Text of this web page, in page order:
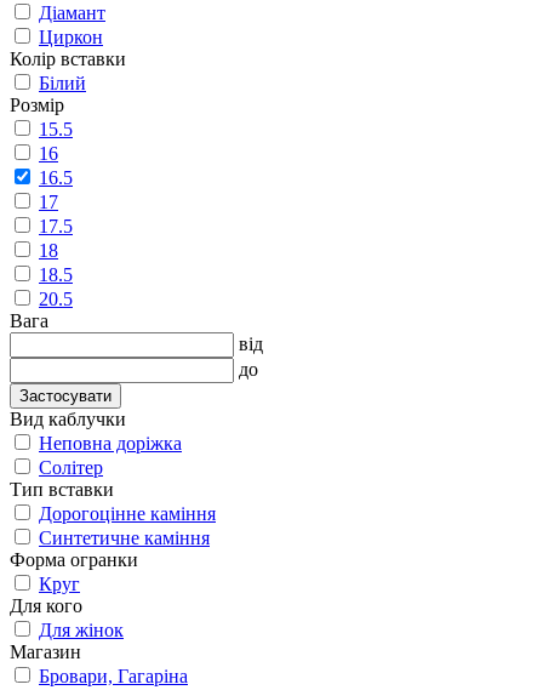
Діамант
Циркон
Колір вставки
Білий
Розмір
15.5
16
16.5
17
17.5
18
18.5
20.5
Вага
від
до
Застосувати
Вид каблучки
Неповна доріжка
Солітер
Тип вставки
Дорогоцінне каміння
Синтетичне каміння
Форма огранки
Круг
Для кого
Для жінок
Магазин
Бровари, Гагаріна